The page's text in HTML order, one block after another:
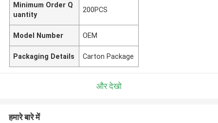
Minimum Order Q
uantity
200PCS
Model Number OEM
Packaging Details Carton Package
और देखो
हमारे बारे में